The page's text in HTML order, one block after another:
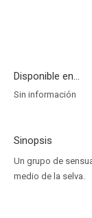
Disponible en...
Sin información
Sinopsis
Un grupo de
medio de la selva.